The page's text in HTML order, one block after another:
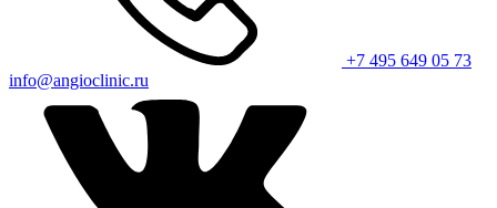
+7 495 649 05 73
info@angioclinic.ru